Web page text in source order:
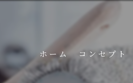
ホーム コンセプト